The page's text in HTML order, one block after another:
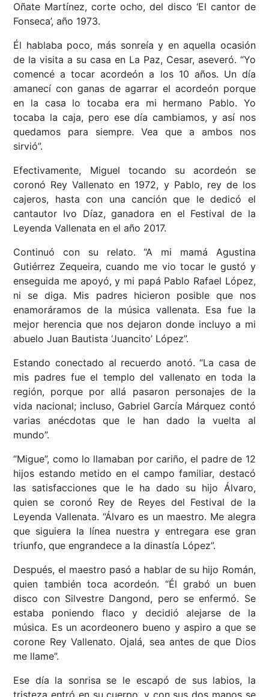
Oñate Martínez, corte ocho, del disco ‘El cantor de
Fonseca’, año 1973.
Él hablaba poco, más sonreía y en aquella ocasión
de la visita a su casa en La Paz, Cesar, aseveró. “Yo
comencé a tocar acordeón a los 10 años. Un día
amanecí con ganas de agarrar el acordeón porque
en la casa lo tocaba era mi hermano Pablo. Yo
tocaba la caja, pero ese día cambiamos, y así nos
quedamos para siempre. Vea que a ambos nos
sirvió”.
Efectivamente, Miguel tocando su acordeón se
coronó Rey Vallenato en 1972, y Pablo, rey de los
cajeros, hasta con una canción que le dedicó el
cantautor Ivo Díaz, ganadora en el Festival de la
Leyenda Vallenata en el año 2017.
Continuó con su relato. “A mi mamá Agustina
Gutiérrez Zequeira, cuando me vio tocar le gustó y
enseguida me apoyó, y mi papá Pablo Rafael López,
ni se diga. Mis padres hicieron posible que nos
enamoráramos de la música vallenata. Esa fue la
mejor herencia que nos dejaron donde incluyo a mi
abuelo Juan Bautista ‘Juancito’ López”.
Estando conectado al recuerdo anotó. “La casa de
mis padres fue el templo del vallenato en toda la
región, porque por allá pasaron personajes de la
vida nacional; incluso, Gabriel García Márquez contó
varias anécdotas que le han dado la vuelta al
mundo”.
“Migue”, como lo llamaban por cariño, el padre de 12
hijos estando metido en el campo familiar, destacó
las satisfacciones que le ha dado su hijo Álvaro,
quien se coronó Rey de Reyes del Festival de la
Leyenda Vallenata. “Álvaro es un maestro. Me alegra
que siguiera la línea nuestra y entregara ese gran
triunfo, que engrandece a la dinastía López”.
Después, el maestro pasó a hablar de su hijo Román,
quien también toca acordeón. “Él grabó un buen
disco con Silvestre Dangond, pero se enfermó. Se
estaba poniendo flaco y decidió alejarse de la
música. Es un acordeonero bueno y aspiro a que se
corone Rey Vallenato. Ojalá, sea antes de que Dios
me llame”.
Ese día la sonrisa se le escapó de sus labios, la